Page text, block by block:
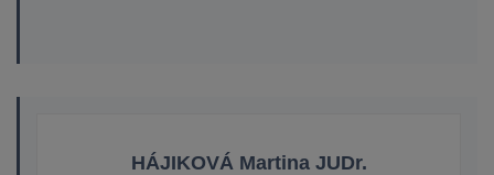
HÁJIKOVÁ Martina JUDr.